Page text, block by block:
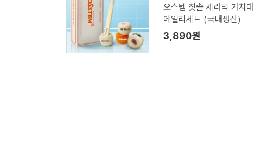
오스템 칫솔 세라믹 거치대
데일리세트 (국내생산)
3,890원